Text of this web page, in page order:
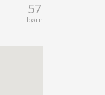
57
børn